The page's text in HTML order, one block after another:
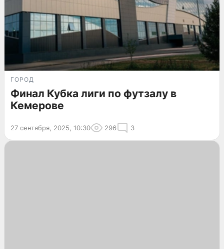
ГОРОД
Финал Кубка лиги по футзалу в
Кемерове
27 сентября, 2025, 10:30 296 3